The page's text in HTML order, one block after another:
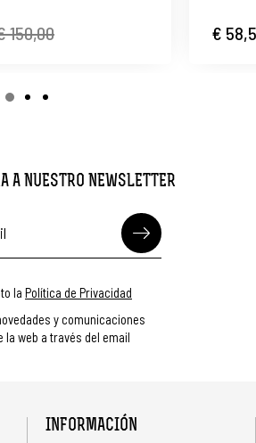
150,00 €
A NUESTRO NEWSLETTER
la Política de Privacidad
y comunicaciones
la web a través del email
INFORMACIÓN